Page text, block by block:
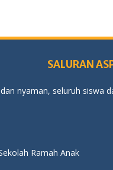
SALURAN
nyaman, seluruh siswa
Ramah Anak